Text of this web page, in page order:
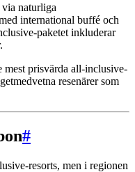
naturliga
international buffé och
paketet inkluderar
prisvärda all-inclusive-
resenärer som
#
resorts, men i regionen